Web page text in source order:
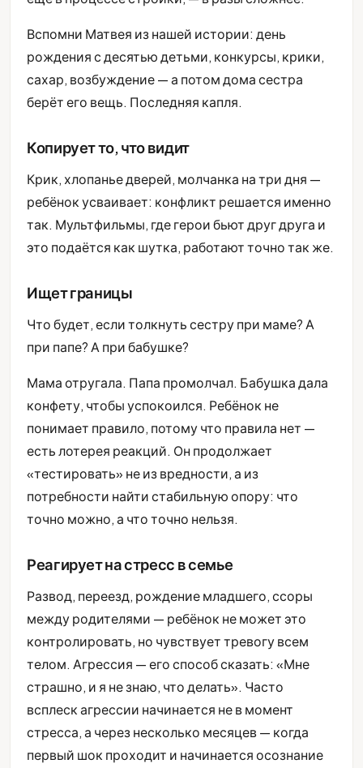
Вспомни Матвея из нашей истории: день
рождения с десятью детьми, конкурсы, крики,
сахар, возбуждение — а потом дома сестра
берёт его вещь. Последняя капля.
Копирует то, что видит
Крик, хлопанье дверей, молчанка на три дня —
ребёнок усваивает: конфликт решается именно
так. Мультфильмы, где герои бьют друг друга и
это подаётся как шутка, работают точно так же.
Ищет границы
Что будет, если толкнуть сестру при маме? А
при папе? А при бабушке?
Мама отругала. Папа промолчал. Бабушка дала
конфету, чтобы успокоился. Ребёнок не
понимает правило, потому что правила нет —
есть лотерея реакций. Он продолжает
«тестировать» не из вредности, а из
потребности найти стабильную опору: что
точно можно, а что точно нельзя.
Реагирует на стресс в семье
Развод, переезд, рождение младшего, ссоры
между родителями — ребёнок не может это
контролировать, но чувствует тревогу всем
телом. Агрессия — его способ сказать: «Мне
страшно, и я не знаю, что делать». Часто
всплеск агрессии начинается не в момент
стресса, а через несколько месяцев — когда
первый шок проходит и начинается осознание